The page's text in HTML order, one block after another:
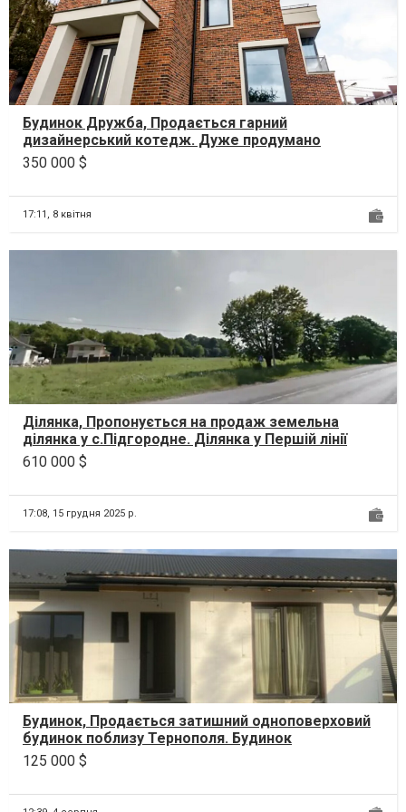
Будинок Дружба, Продається гарний
дизайнерський котедж. Дуже продумано
запроектований, з гаражем на...
350 000 $
17:11, 8 квітня
Ділянка, Пропонується на продаж земельна
ділянка у с.Підгородне. Ділянка у Першій лінії
дороги М-3...
610 000 $
17:08, 15 грудня 2025 р.
Будинок, Продається затишний одноповерховий
будинок поблизу Тернополя. Будинок
новозбудований, пло...
125 000 $